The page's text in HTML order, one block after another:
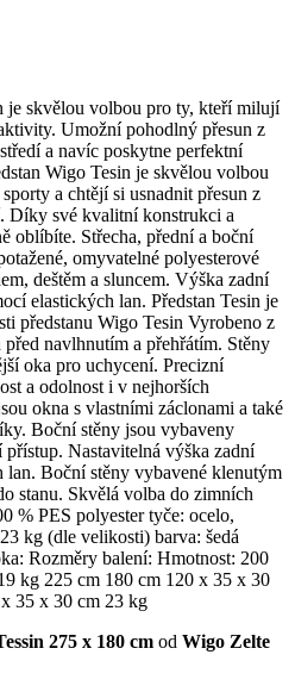
je skvělou volbou pro ty, kteří milují
Umožní pohodlný přesun z
a navíc poskytne perfektní
Wigo Tesin je skvělou volbou
a chtějí si usnadnit přesun z
Díky své kvalitní konstrukci a
oblíbíte. Střecha, přední a boční
omyvatelné polyesterové
deštěm a sluncem. Výška zadní
elastických lan. Předstan Tesin je
předstanu Wigo Tesin Vyrobeno z
navlhnutím a přehřátím. Stěny
oka pro uchycení. Precizní
a odolnost i v nejhorších
okna s vlastními záclonami a také
Boční stěny jsou vybaveny
Nastavitelná výška zadní
lan. Boční stěny vybavené klenutým
stanu. Skvělá volba do zimních
% PES polyester tyče: ocelo,
kg (dle velikosti) barva: šedá
Rozměry balení: Hmotnost: 200
kg 225 cm 180 cm 120 x 35 x 30
35 x 30 cm 23 kg
275 x 180 cm od Wigo Zelte